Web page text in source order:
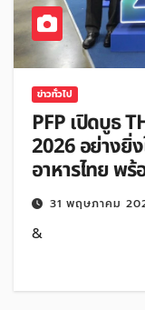
ข่าวทั่วไป
PFP เปิดบูธ
2026 อย่างยิ่
อาหารไทย พ
ระดับโลก
31 พฤษภาคม
&